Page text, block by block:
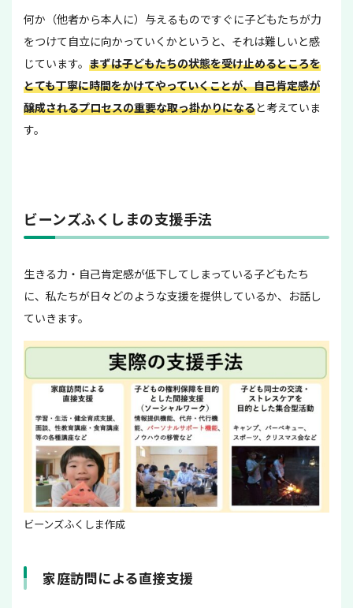
何か（他者から本人に）与えるものですぐに子どもたちが力
をつけて自立に向かっていくかというと、それは難しいと感
じています。 まずは子どもたちの状態を受け止めるところを
とても丁寧に時間をかけてやっていくことが、自己肯定感が
醸成されるプロセスの重要な取っ掛かりになると考えていま
す。
ビーンズふくしまの支援手法
生きる力・自己肯定感が低下してしまっている子どもたち
に、私たちが日々どのような支援を提供しているか、お話し
ていきます。
ビーンズふくしま作成
家庭訪問による直接支援